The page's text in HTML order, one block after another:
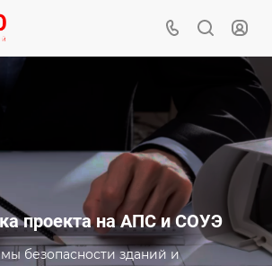
проекта на АПС и СОУЭ
безопасности зданий и